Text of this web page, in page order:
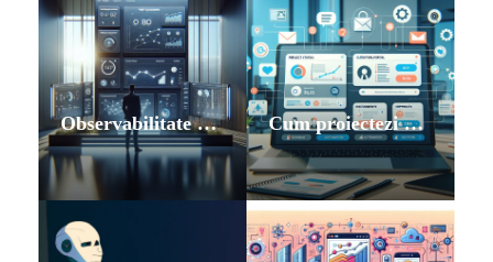
Observabilitate web pentru IMM-uri: monitorizare a performanței, UX și impactul asupra business-ului Cum proiectezi un portal de clienți B2B care chiar reduce emailurile și apelurile suport